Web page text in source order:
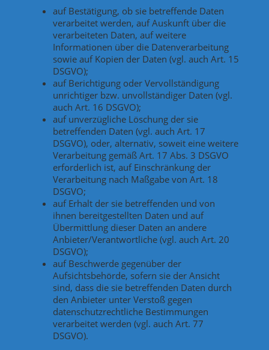
auf Bestätigung, ob sie betreffende Daten
verarbeitet werden, auf Auskunft über die
verarbeiteten Daten, auf weitere
Informationen über die Datenverarbeitung
sowie auf Kopien der Daten (vgl. auch Art. 15
DSGVO);
auf Berichtigung oder Vervollständigung
unrichtiger bzw. unvollständiger Daten (vgl.
auch Art. 16 DSGVO);
auf unverzügliche Löschung der sie
betreffenden Daten (vgl. auch Art. 17
DSGVO), oder, alternativ, soweit eine weitere
Verarbeitung gemäß Art. 17 Abs. 3 DSGVO
erforderlich ist, auf Einschränkung der
Verarbeitung nach Maßgabe von Art. 18
DSGVO;
auf Erhalt der sie betreffenden und von
ihnen bereitgestellten Daten und auf
Übermittlung dieser Daten an andere
Anbieter/Verantwortliche (vgl. auch Art. 20
DSGVO);
auf Beschwerde gegenüber der
Aufsichtsbehörde, sofern sie der Ansicht
sind, dass die sie betreffenden Daten durch
den Anbieter unter Verstoß gegen
datenschutzrechtliche Bestimmungen
verarbeitet werden (vgl. auch Art. 77
DSGVO).